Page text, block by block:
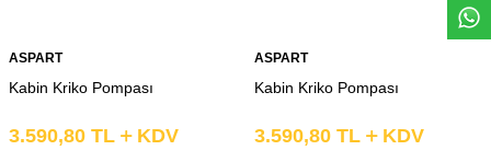
ASPART
Kabin Kriko Pompası
3.590,80 TL KDV
ASPART
Kabin Kriko Pompası
3.590,80 TL KDV